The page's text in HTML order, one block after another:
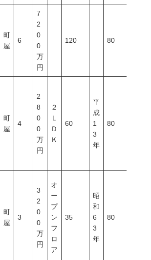
町
屋
6
7
2
0
0
万
円
120 80
町
屋
4
2
8
0
0
万
円
２
Ｌ
Ｄ
Ｋ
60
平
成
1
3
年
80
町
屋
3
3
2
0
0
万
円
オ
ー
プ
ン
フ
ロ
ア
35
昭
和
6
3
年
80